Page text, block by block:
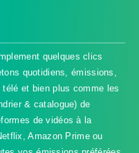
quelques clics
quotidiens, émissions,
et bien plus comme les
& catalogue) de
de vidéos à la
Amazon Prime ou